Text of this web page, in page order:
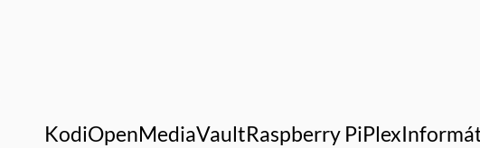
KodiOpenMediaVaultRaspberry PiPlex